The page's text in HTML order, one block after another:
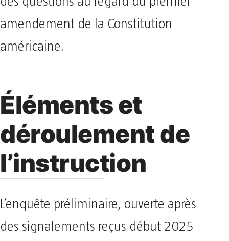
amendement de la Constitution
américaine.
Éléments et
déroulement de
l’instruction
L’enquête préliminaire, ouverte après
des signalements reçus début 2025